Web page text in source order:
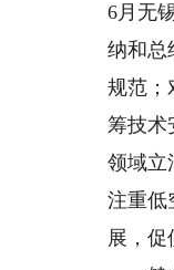
6月无
纳和总
规范；
筹技术
领域立
注重低
展，促